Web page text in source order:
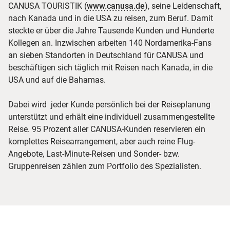
CANUSA TOURISTIK (www.canusa.de), seine Leidenschaft,
nach Kanada und in die USA zu reisen, zum Beruf. Damit
steckte er über die Jahre Tausende Kunden und Hunderte
Kollegen an. Inzwischen arbeiten 140 Nordamerika-Fans
an sieben Standorten in Deutschland für CANUSA und
beschäftigen sich täglich mit Reisen nach Kanada, in die
USA und auf die Bahamas.
Dabei wird jeder Kunde persönlich bei der Reiseplanung
unterstützt und erhält eine individuell zusammengestellte
Reise. 95 Prozent aller CANUSA-Kunden reservieren ein
komplettes Reisearrangement, aber auch reine Flug-
Angebote, Last-Minute-Reisen und Sonder- bzw.
Gruppenreisen zählen zum Portfolio des Spezialisten.